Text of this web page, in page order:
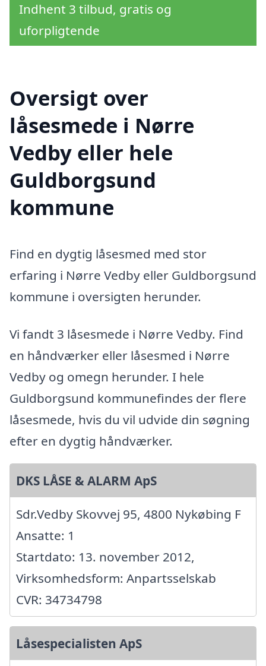
Indhent 3 tilbud, gratis og
uforpligtende
Oversigt over
låsesmede i Nørre
Vedby eller hele
Guldborgsund
kommune
Find en dygtig låsesmed med stor
erfaring i Nørre Vedby eller Guldborgsund
kommune i oversigten herunder.
Vi fandt 3 låsesmede i Nørre Vedby. Find
en håndværker eller låsesmed i Nørre
Vedby og omegn herunder. I hele
Guldborgsund kommunefindes der flere
låsesmede, hvis du vil udvide din søgning
efter en dygtig håndværker.
DKS LÅSE & ALARM ApS
Sdr.Vedby Skovvej 95, 4800 Nykøbing F
Ansatte: 1
Startdato: 13. november 2012,
Virksomhedsform: Anpartsselskab
CVR: 34734798
Låsespecialisten ApS